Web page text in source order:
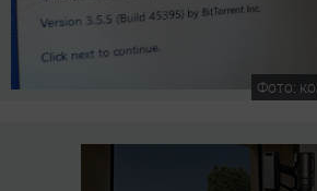
Фото: